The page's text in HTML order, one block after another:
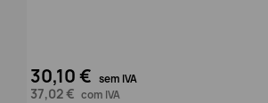
30,10 € sem IVA
37,02 € com IVA